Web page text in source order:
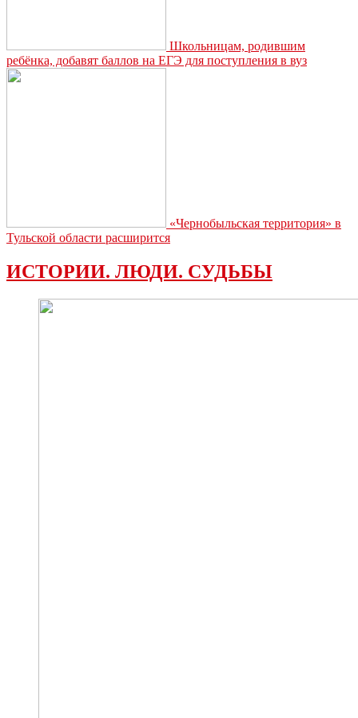
Школьницам, родившим
ребёнка, добавят баллов на ЕГЭ для поступления в вуз
«Чернобыльская территория» в
Тульской области расширится
ИСТОРИИ. ЛЮДИ. СУДЬБЫ